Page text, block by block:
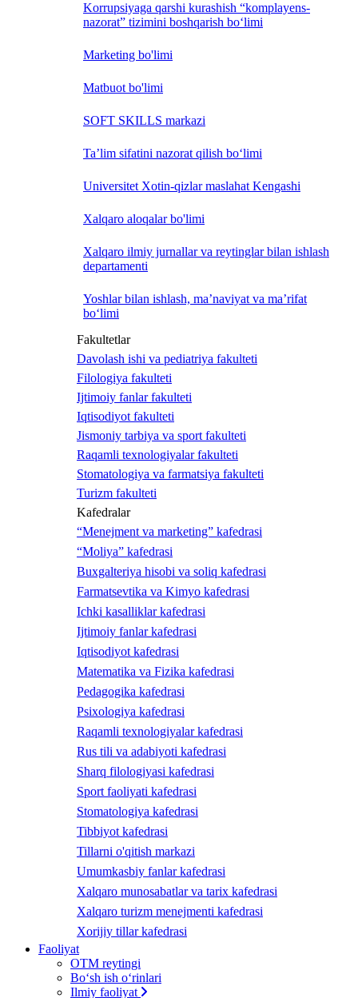
Korrupsiyaga qarshi kurashish “komplayens-
nazorat” tizimini boshqarish bo‘limi
Marketing bo'limi
Matbuot bo'limi
SOFT SKILLS markazi
Ta’lim sifatini nazorat qilish bo‘limi
Universitet Xotin-qizlar maslahat Kengashi
Xalqaro aloqalar bo'limi
Xalqaro ilmiy jurnallar va reytinglar bilan ishlash
departamenti
Yoshlar bilan ishlash, ma’naviyat va ma’rifat
bo‘limi
Fakultetlar
Davolash ishi va pediatriya fakulteti
Filologiya fakulteti
Ijtimoiy fanlar fakulteti
Iqtisodiyot fakulteti
Jismoniy tarbiya va sport fakulteti
Raqamli texnologiyalar fakulteti
Stomatologiya va farmatsiya fakulteti
Turizm fakulteti
Kafedralar
“Menejment va marketing” kafedrasi
“Moliya” kafedrasi
Buxgalteriya hisobi va soliq kafedrasi
Farmatsevtika va Kimyo kafedrasi
Ichki kasalliklar kafedrasi
Ijtimoiy fanlar kafedrasi
Iqtisodiyot kafedrasi
Matematika va Fizika kafedrasi
Pedagogika kafedrasi
Psixologiya kafedrasi
Raqamli texnologiyalar kafedrasi
Rus tili va adabiyoti kafedrasi
Sharq filologiyasi kafedrasi
Sport faoliyati kafedrasi
Stomatologiya kafedrasi
Tibbiyot kafedrasi
Tillarni o'qitish markazi
Umumkasbiy fanlar kafedrasi
Xalqaro munosabatlar va tarix kafedrasi
Xalqaro turizm menejmenti kafedrasi
Xorijiy tillar kafedrasi
Faoliyat
OTM reytingi
Bo‘sh ish o‘rinlari
Ilmiy faoliyat